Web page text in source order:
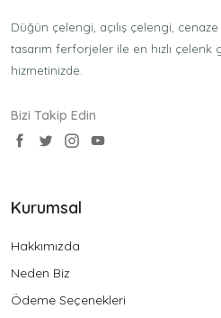
Düğün çelengi, açılış çelengi,
tasarım ferforjeler ile en hızlı
hizmetinizde.
Bizi Takip Edin
Kurumsal
Hakkımızda
Neden Biz
Ödeme Seçenekleri